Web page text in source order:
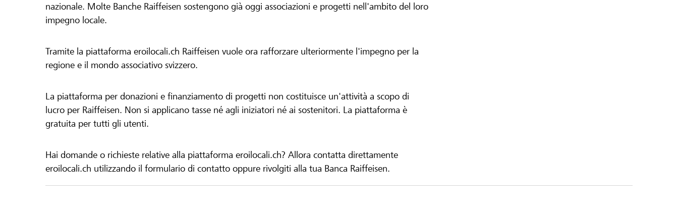
nazionale. Molte Banche Raiffeisen sostengono già oggi associazioni e progetti nell'ambito del loro
impegno locale.
Tramite la piattaforma eroilocali.ch Raiffeisen vuole ora rafforzare ulteriormente l'impegno per la
regione e il mondo associativo svizzero.
La piattaforma per donazioni e finanziamento di progetti non costituisce un'attività a scopo di
lucro per Raiffeisen. Non si applicano tasse né agli iniziatori né ai sostenitori. La piattaforma è
gratuita per tutti gli utenti.
Hai domande o richieste relative alla piattaforma eroilocali.ch? Allora contatta direttamente
eroilocali.ch utilizzando il formulario di contatto oppure rivolgiti alla tua Banca Raiffeisen.